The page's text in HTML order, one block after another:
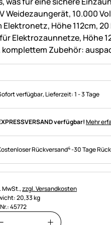
Weidezaungerät, 10.000
Elektronetz, Höhe 112cm,
Elektrozaunnetze, Höhe
komplettem Zubehör:
verfügbar, Lieferzeit:1 - 3 Tage
verfügbar!Mehr
Rückversand4-30 Tage
MwSt.,zzgl. Versandkosten
20,33 kg
45772